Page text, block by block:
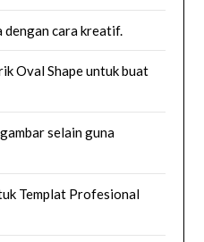
dengan cara kreatif.
Oval Shape untuk buat
selain guna
Templat Profesional